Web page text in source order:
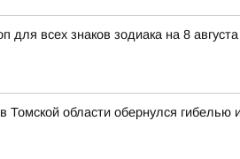
для всех знаков зодиака на 8
Томской области обернулся